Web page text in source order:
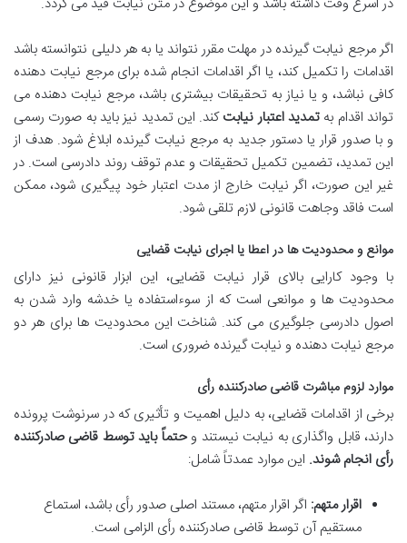
اگر مرجع نیابت گیرنده در مهلت مقرر نتواند یا به هر دلیلی نتوانسته باشد
اقدامات را تکمیل کند، یا اگر اقدامات انجام شده برای مرجع نیابت دهنده
کافی نباشد، و یا نیاز به تحقیقات بیشتری باشد، مرجع نیابت دهنده می
تواند اقدام به تمدید اعتبار نیابتکند. این تمدید نیز باید به صورت رسمی
و با صدور قرار یا دستور جدید به مرجع نیابت گیرنده ابلاغ شود. هدف از
این تمدید، تضمین تکمیل تحقیقات و عدم توقف روند دادرسی است. در
غیر این صورت، اگر نیابت خارج از مدت اعتبار خود پیگیری شود، ممکن
است فاقد وجاهت قانونی لازم تلقی شود.
موانع و محدودیت ها در اعطا یا اجرای نیابت قضایی
با وجود کارایی بالای قرار نیابت قضایی، این ابزار قانونی نیز دارای
محدودیت ها و موانعی است که از سوءاستفاده یا خدشه وارد شدن به
اصول دادرسی جلوگیری می کند. شناخت این محدودیت ها برای هر دو
مرجع نیابت دهنده و نیابت گیرنده ضروری است.
موارد لزوم مباشرت قاضی صادرکننده رأی
برخی از اقدامات قضایی، به دلیل اهمیت و تأثیری که در سرنوشت پرونده
دارند، قابل واگذاری به نیابت نیستند وحتماً باید توسط قاضی صادرکننده
رأی انجام شوند. این موارد عمدتاً شامل:
اقرار متهم: اگر اقرار متهم، مستند اصلی صدور رأی باشد، استماع
مستقیم آن توسط قاضی صادرکننده رأی الزامی است.